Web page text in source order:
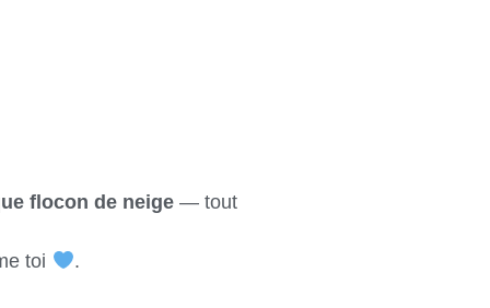
flocon de neige— tout
toi
.